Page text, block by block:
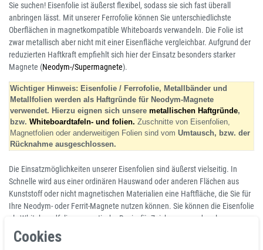
Sie suchen! Eisenfolie ist äußerst flexibel, sodass sie sich fast überall
anbringen lässt. Mit unserer Ferrofolie können Sie unterschiedlichste
Oberflächen in magnetkompatible Whiteboards verwandeln. Die Folie ist
zwar metallisch aber nicht mit einer Eisenfläche vergleichbar. Aufgrund der
reduzierten Haftkraft empfiehlt sich hier der Einsatz besonders starker
Magnete (Neodym-/Supermagnete).
Wichtiger Hinweis: Eisenfolie / Ferrofolie, Metallbänder und
Metallfolien werden als Haftgründe für Neodym-Magnete
verwendet. Hierzu eignen sich unsere metallischen Haftgründe,
bzw. Whiteboardtafeln- und folien. Zuschnitte von Eisenfolien,
Magnetfolien oder anderweitigen Folien sind vom Umtausch, bzw. der
Rücknahme ausgeschlossen.
Die Einsatzmöglichkeiten unserer Eisenfolien sind äußerst vielseitig. In
Schnelle wird aus einer ordinären Hauswand oder anderen Flächen aus
Kunststoff oder nicht magnetischen Materialien eine Haftfläche, die Sie für
Ihre Neodym- oder Ferrit-Magnete nutzen können. Sie können die Eisenfolie
als Whiteboardfolie, magnetische Basis, für Zeichnungen oder als
magnetische Pinnwand und vieles mehr benutzen. Die robusten Folien sind
einfach zu befestigen und verfügen in einigen Fällen bereits über eine
Cookies